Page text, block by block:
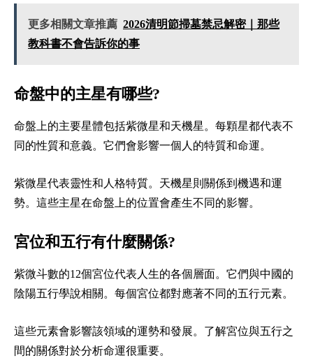
更多相關文章推薦 2026清明節掃墓禁忌解密｜那些
教科書不會告訴你的事
命盤中的主星有哪些?
命盤上的主要星體包括紫微星和天機星。每顆星都代表不
同的性質和意義。它們會影響一個人的特質和命運。
紫微星代表靈性和人格特質。天機星則關係到機遇和運
勢。這些主星在命盤上的位置會產生不同的影響。
宮位和五行有什麼關係?
紫微斗數的12個宮位代表人生的各個層面。它們與中國的
陰陽五行學說相關。每個宮位都對應著不同的五行元素。
這些元素會影響該領域的運勢和發展。了解宮位與五行之
間的關係對於分析命運很重要。